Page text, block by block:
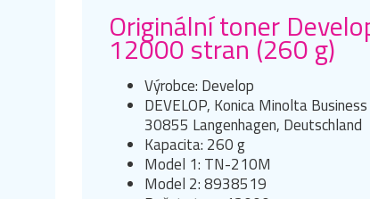
Originální toner
12000 stran (260 g)
Výrobce: Develop
DEVELOP, Konica Minolta
30855 Langenhagen, Deutschland
Kapacita: 260 g
Model 1: TN-210M
Model 2: 8938519